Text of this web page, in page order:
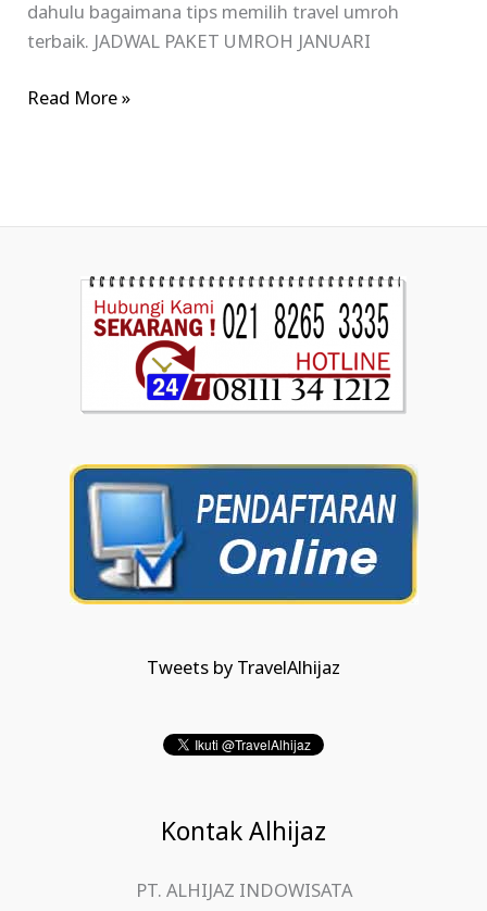
dahulu bagaimana tips memilih travel umroh
terbaik. JADWAL PAKET UMROH JANUARI
Read More »
Tweets by TravelAlhijaz
Kontak Alhijaz
PT. ALHIJAZ INDOWISATA